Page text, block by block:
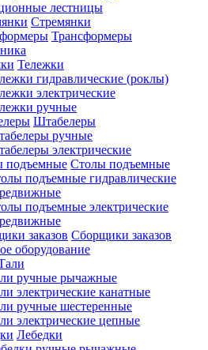
лестницы
Стремянки
Трансформеры
Тележки
гидравлические (роклы)
электрические
ручные
Штабелеры
ручные
электрические
Столы подъемные
подъемные гидравлические
подъемные электрические
Сборщики заказов
оборудование
ручные рычажные
электрические канатные
ручные шестеренные
электрические цепные
Лебедки